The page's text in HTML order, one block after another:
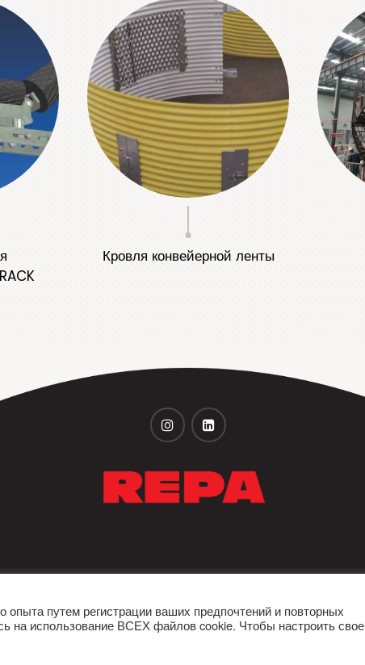
Кровля конвейерной ленты
путем регистрации ваших предпочтений и повторных
на использование ВСЕХ файлов cookie. Чтобы настроить свое